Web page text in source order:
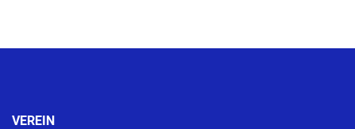
VEREIN